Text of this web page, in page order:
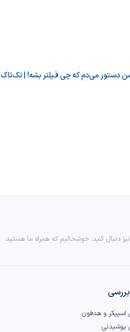
دستور می‌دم که چی فیلتر بشه! | تک‌تاک
دنبال کنید. خوشحالیم که همراه ما هستید.
اسپیکر و هدفون
پوشیدنی